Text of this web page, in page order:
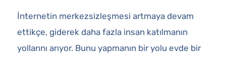
İnternetin merkezsizleşmesi artmaya devam
ettikçe, giderek daha fazla insan katılmanın
yollarını arıyor. Bunu yapmanın bir yolu evde bir